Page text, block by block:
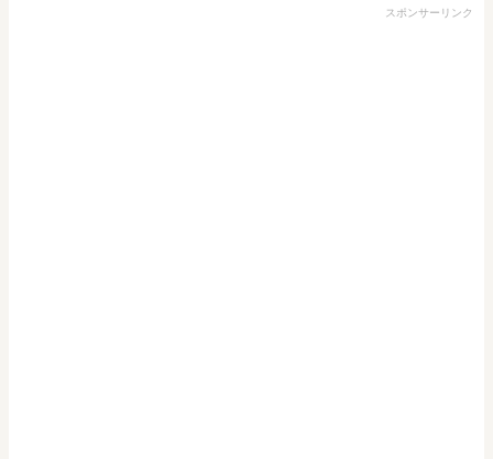
スポンサーリンク